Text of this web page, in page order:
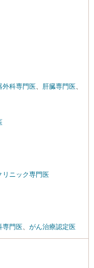
外科専門医、 肝臓専門医、
リニック専門医
専門医、 がん治療認定医